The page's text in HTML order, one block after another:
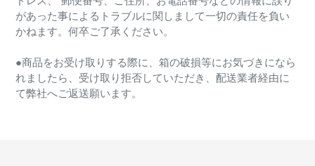
があった事によるトラブルに関しまして一切の責任を負い
かねます。何卒ご了承ください。
●商品をお受け取りする際に、箱の破損等にお気づきになら
れましたら、受け取り拒否していただき、配送業者経由に
て弊社へご返送願います。